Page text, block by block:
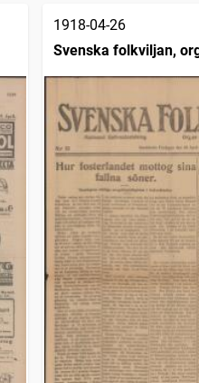
1918-04-26
Svenska folkviljan,
folkförbundet